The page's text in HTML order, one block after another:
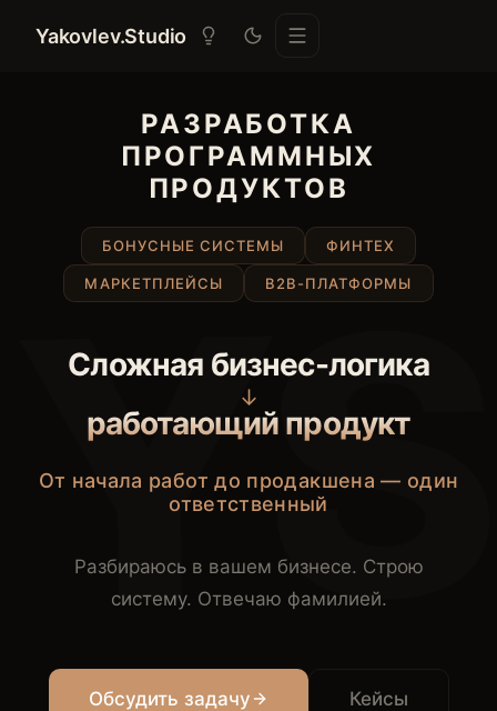
Yakovlev.Studio
YS
РАЗРАБОТКА
ПРОГРАММНЫХ
ПРОДУКТОВ
БОНУСНЫЕ СИСТЕМЫ ФИНТЕХ
МАРКЕТПЛЕЙСЫ B2B-ПЛАТФОРМЫ
Сложная бизнес-логика
↓
работающий продукт
От начала работ до продакшена — один
ответственный
Разбираюсь в вашем бизнесе. Строю
систему. Отвечаю фамилией.
Обсудить задачу Кейсы